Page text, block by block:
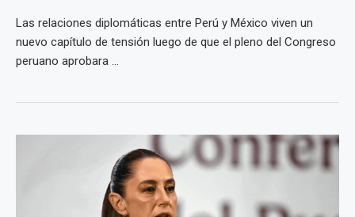
Las relaciones diplomáticas entre Perú y México viven un
nuevo capítulo de tensión luego de que el pleno del Congreso
peruano aprobara ...